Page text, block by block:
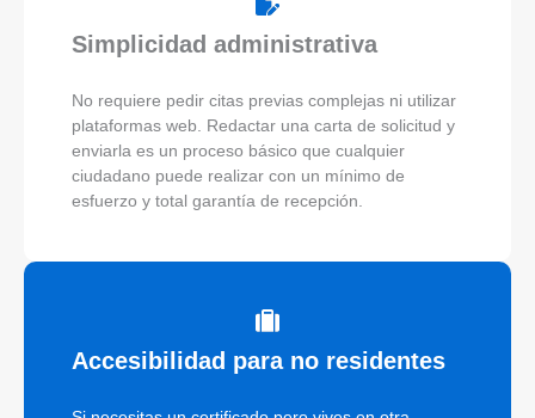
Simplicidad administrativa
No requiere pedir citas previas complejas ni utilizar
plataformas web. Redactar una carta de solicitud y
enviarla es un proceso básico que cualquier
ciudadano puede realizar con un mínimo de
esfuerzo y total garantía de recepción.
Accesibilidad para no residentes